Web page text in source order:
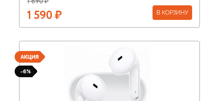
1 590 ₽ В КОРЗИНУ
АКЦИЯ
-6%